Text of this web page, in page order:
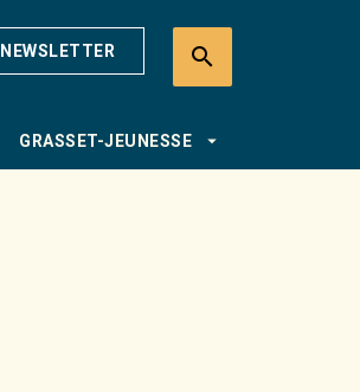
NEWSLETTER search
GRASSET-JEUNESSE arrow_drop_down